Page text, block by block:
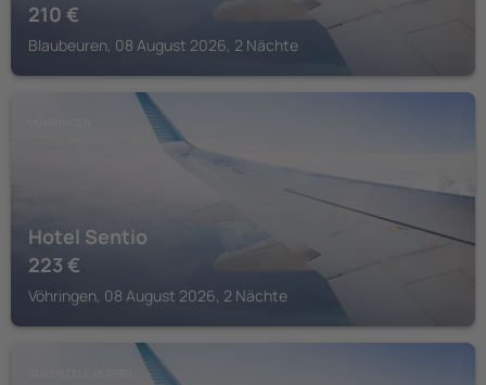
210 €
Blaubeuren, 08 August 2026, 2 Nächte
Hotel Sentio
223 €
Vöhringen, 08 August 2026, 2 Nächte